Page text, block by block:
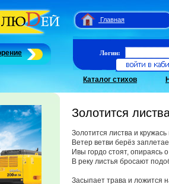
Главная
Логин:
Каталог стихов
Золотится
Золотится листва и
Ветер ветви берёз
Ивы гордо стоят, опираясь
В реку листья бросают
Засыпает трава и ложится